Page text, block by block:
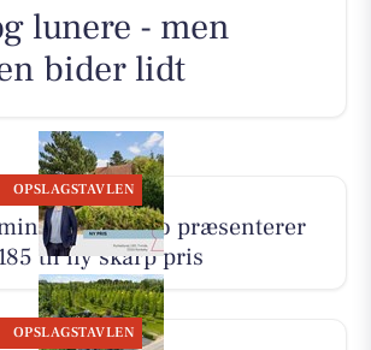
lunere - men
bider lidt
OPSLAGSTAVLEN
Munkebo præsenterer
til ny skarp pris
OPSLAGSTAVLEN